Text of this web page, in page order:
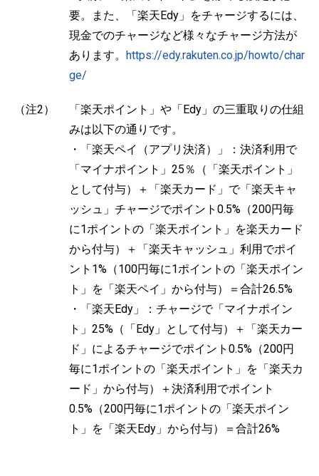
要。また、「楽天Edy」をチャージするには、
現金でのチャージなど様々なチャージ方法が
あります。 https://edy.rakuten.co.jp/howto/char
ge/
（注2）
「楽天ポイント」や「Edy」の三重取りの仕組
みは以下の通りです。
・「楽天ペイ（アプリ決済）」：決済利用で
「マイナポイント」25％（「楽天ポイント」
として付与）＋「楽天カード」で「楽天キャ
ッシュ」チャージでポイント0.5%（200円毎
に1ポイントの「楽天ポイント」を楽天カード
から付与）＋「楽天キャッシュ」利用でポイ
ント1%（100円毎に1ポイントの「楽天ポイン
ト」を「楽天ペイ」から付与）＝合計26.5%
・「楽天Edy」：チャージで「マイナポイン
ト」25%（「Edy」として付与）＋「楽天カー
ド」によるチャージでポイント0.5%（200円
毎に1ポイントの「楽天ポイント」を「楽天カ
ード」から付与）＋決済利用でポイント
0.5%（200円毎に1ポイントの「楽天ポイン
ト」を「楽天Edy」から付与）＝合計26%